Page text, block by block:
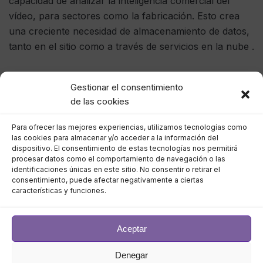
Gestionar el consentimiento
de las cookies
Para ofrecer las mejores experiencias, utilizamos tecnologías como
las cookies para almacenar y/o acceder a la información del
dispositivo. El consentimiento de estas tecnologías nos permitirá
procesar datos como el comportamiento de navegación o las
identificaciones únicas en este sitio. No consentir o retirar el
consentimiento, puede afectar negativamente a ciertas
características y funciones.
Aceptar
Denegar
vídeo, para sectores como la fabricación. Esto crea
una creciente necesidad de almacenamiento de datos,
tanto en el sitio como a través de servicios en la nube .
Función de videovigilancia de
Networking
Por supuesto, el almacenamiento de datos fuera del
sitio es una cosa, pero si hay problemas de red en el
sitio, es posible que no se capture el vídeo si la red no
funciona.
Jeremy Weiss, líder de prácticas de seguridad
cibernética de CDW, señaló en una charla técnica
reciente de CDW que la forma cambiante de la red